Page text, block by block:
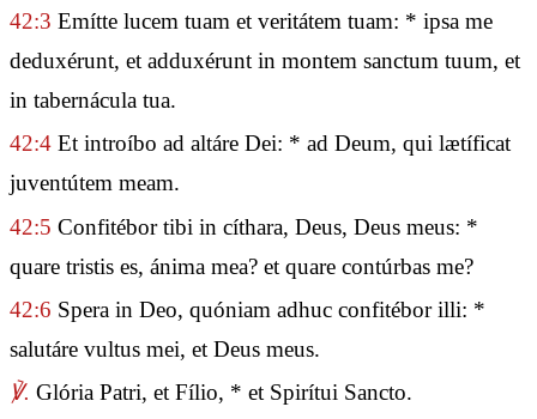
42:3 Emítte lucem tuam et veritátem tuam: * ipsa me
deduxérunt, et adduxérunt in montem sanctum tuum, et
in tabernácula tua.
42:4 Et introíbo ad altáre Dei: * ad Deum, qui lætíficat
juventútem meam.
42:5 Confitébor tibi in cíthara, Deus, Deus meus: *
quare tristis es, ánima mea? et quare contúrbas me?
42:6 Spera in Deo, quóniam adhuc confitébor illi: *
salutáre vultus mei, et Deus meus.
℣. Glória Patri, et Fílio, * et Spirítui Sancto.